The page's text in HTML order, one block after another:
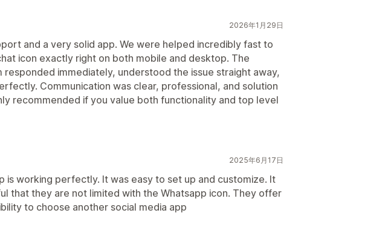
2026年1月29日
and a very solid app. We were helped incredibly fast to
icon exactly right on both mobile and desktop. The
responded immediately, understood the issue straight away,
Communication was clear, professional, and solution
recommended if you value both functionality and top level
2025年6月17日
is working perfectly. It was easy to set up and customize. It
that they are not limited with the Whatsapp icon. They offer
to choose another social media app